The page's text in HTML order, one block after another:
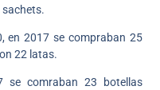
sachets.
en 2017 se compraban 25
22 latas.
se comraban 23 botellas